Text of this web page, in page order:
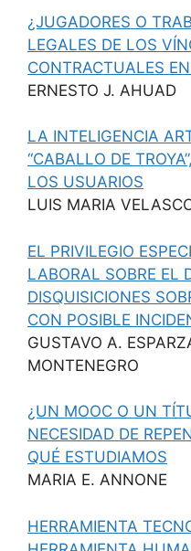
¿JUGADORES O
LEGALES DE LOS
CONTRACTUALES
ERNESTO J. AHUAD
LA INTELIGENCIA
“CABALLO DE
LOS USUARIOS
LUIS MARIA
EL PRIVILEGIO
LABORAL SOBRE EL
DISQUISICIONES
CON POSIBLE
GUSTAVO A.
MONTENEGRO
¿UN MOOC O UN
NECESIDAD DE
QUÉ ESTUDIAMOS
MARIA E. ANNONE
HERRAMIENTA